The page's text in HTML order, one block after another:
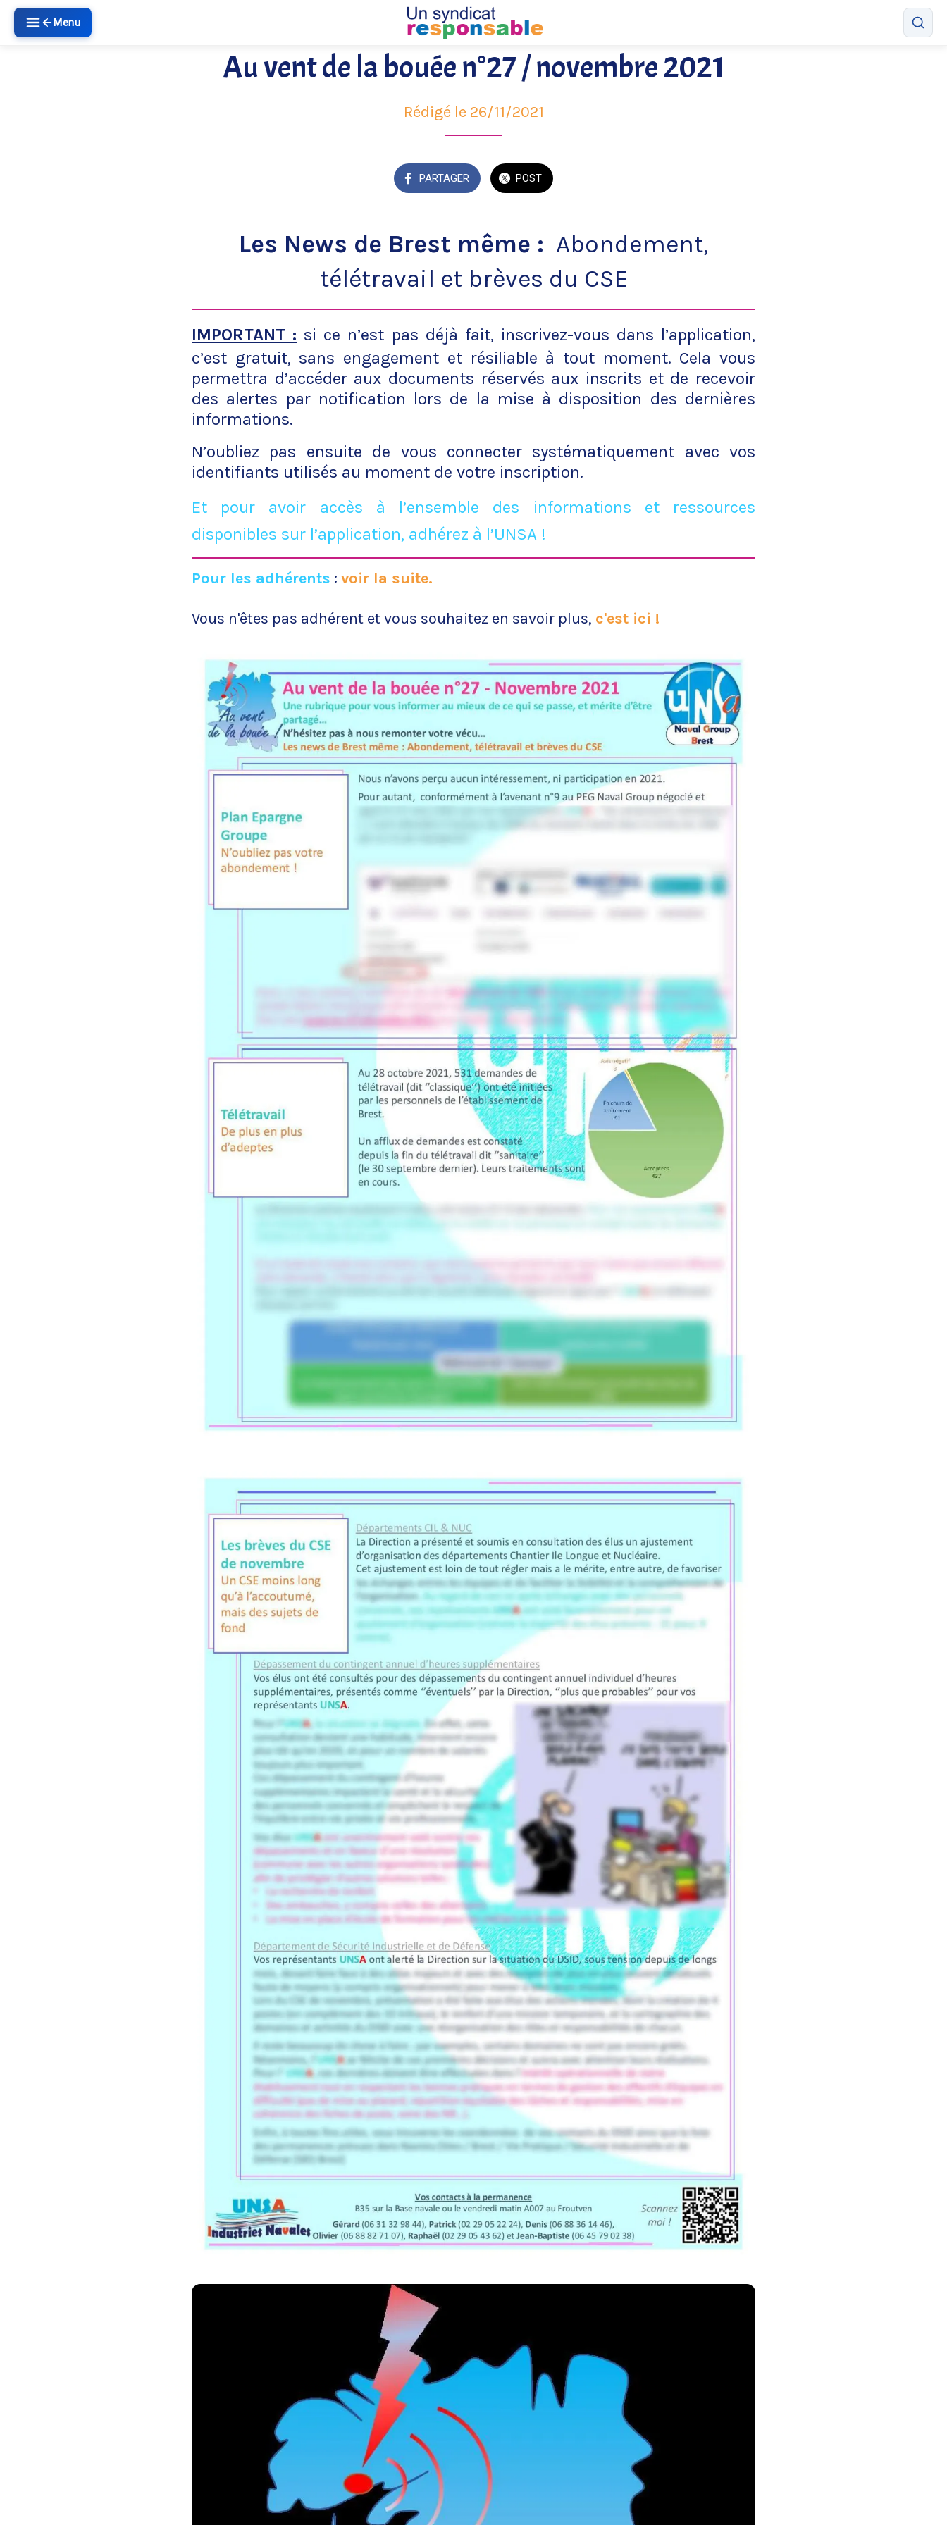
Menu
Au vent de la bouée n°27 / novembre 2021
Rédigé le 26/11/2021
PARTAGER POST
Les News de Brest même : Abondement,
télétravail et brèves du CSE
IMPORTANT : si ce n’est pas déjà fait, inscrivez-vous dans l’application,
c’est gratuit, sans engagement et résiliable à tout moment. Cela vous
permettra d’accéder aux documents réservés aux inscrits et de recevoir
des alertes par notification lors de la mise à disposition des dernières
informations.
N’oubliez pas ensuite de vous connecter systématiquement avec vos
identifiants utilisés au moment de votre inscription.
Et pour avoir accès à l’ensemble des informations et ressources
disponibles sur l’application, adhérez à l’UNSA !
Pour les adhérents : voir la suite.
Vous n'êtes pas adhérent et vous souhaitez en savoir plus, c'est ici !